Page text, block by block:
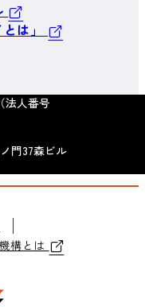
は」
法人番号
門37森ビル
構とは